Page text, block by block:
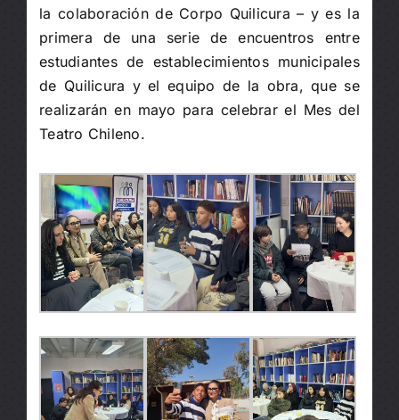
la colaboración de Corpo Quilicura – y es la
primera de una serie de encuentros entre
estudiantes de establecimientos municipales
de Quilicura y el equipo de la obra, que se
realizarán en mayo para celebrar el Mes del
Teatro Chileno.